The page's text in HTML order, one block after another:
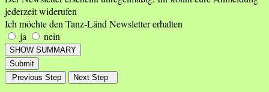
jederzeit widerufen
Ich möchte den Tanz-Länd Newsletter erhalten
ja
nein
SHOW SUMMARY
Submit
Previous Step
Next Step